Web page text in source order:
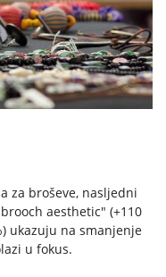
za broševe, nasljedni
aesthetic" (+110
ukazuju na smanjenje
u fokus.